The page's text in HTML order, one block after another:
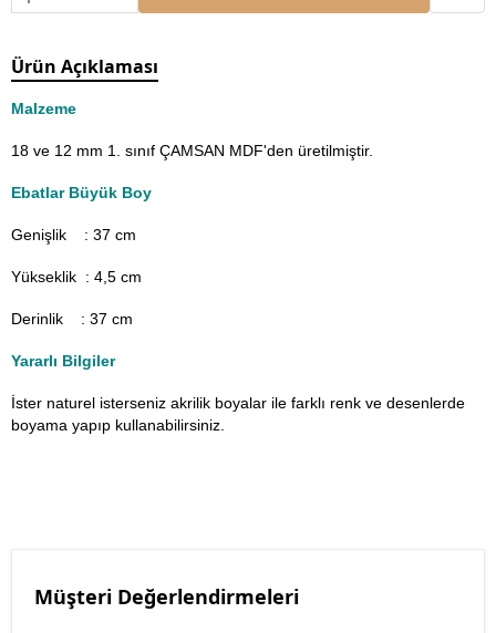
Ürün Açıklaması
Malzeme
18 ve 12 mm 1. sınıf ÇAMSAN MDF'den üretilmiştir.
Ebatlar Büyük Boy
Genişlik : 37 cm
Yükseklik : 4,5 cm
Derinlik : 37 cm
Yararlı Bilgiler
İster naturel isterseniz akrilik boyalar ile farklı renk ve desenlerde
boyama yapıp kullanabilirsiniz.
Müşteri Değerlendirmeleri